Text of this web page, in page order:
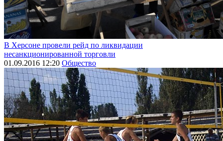
В Херсоне провели рейд по ликвидации
несанкционированной торговли
01.09.2016 12:20 Общество